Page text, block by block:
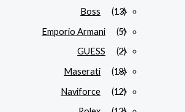
Boss
(13)
Emporio Armani
(5)
GUESS
(2)
Maserati
(18)
Naviforce
(12)